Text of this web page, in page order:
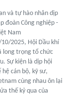
và tự hào nhân dịp
đoàn Công nghiệp -
Nam
2025, Hội Dầu khí
long trọng tổ chức
Sự kiện là dịp hội
cán bộ, kỹ sư,
cùng nhau ôn lại
thế kỷ qua của